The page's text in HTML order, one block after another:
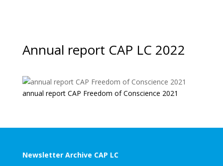
Annual report CAP LC 2022
annual report CAP Freedom of Conscience 2021
Newsletter Archive CAP LC